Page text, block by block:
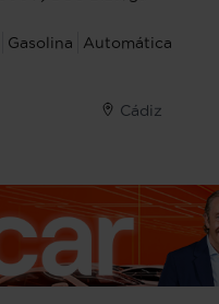
Gasolina Automática
Cádiz